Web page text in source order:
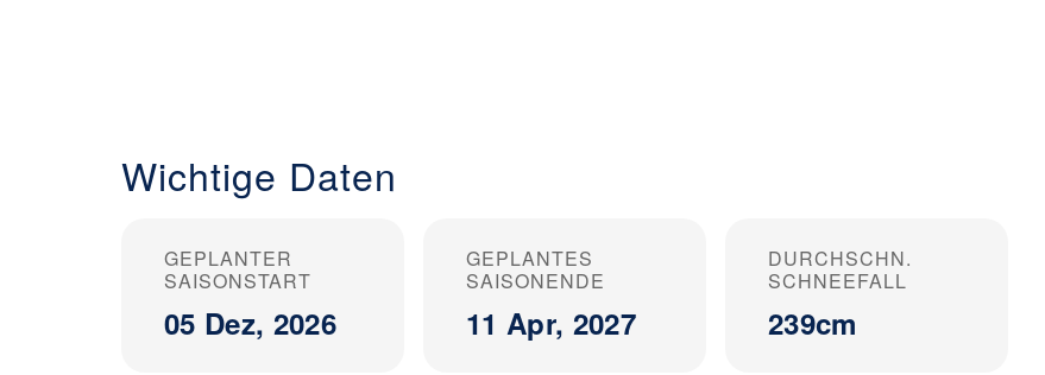
Wichtige Daten
GEPLANTER
SAISONSTART
05 Dez, 2026
GEPLANTES
SAISONENDE
11 Apr, 2027
DURCHSCHN.
SCHNEEFALL
239cm